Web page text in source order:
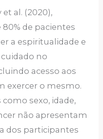
al. (2020),
de pacientes
a espiritualidade e
no
acesso aos
exercer o mesmo.
sexo, idade,
não apresentam
dos participantes